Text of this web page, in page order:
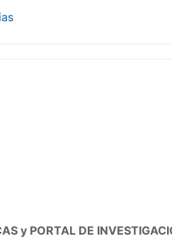
y PORTAL DE